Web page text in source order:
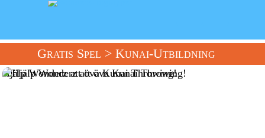
Gratis Spel > Kunai-Utbildning
Hjälp Wonderz att öva Kunai Throwing!